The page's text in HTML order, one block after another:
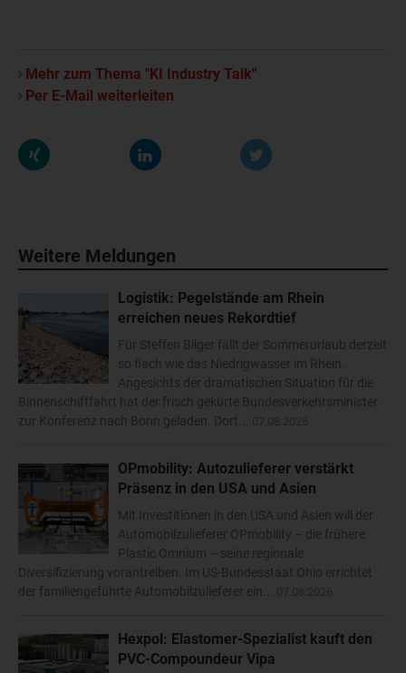
Mehr zum Thema "KI Industry Talk"
Per E-Mail weiterleiten
Weitere Meldungen
Logistik: Pegelstände am Rhein
erreichen neues Rekordtief
Für Steffen Bilger fällt der Sommerurlaub derzeit
so flach wie das Niedrigwasser im Rhein.
Angesichts der dramatischen Situation für die
Binnenschifffahrt hat der frisch gekürte Bundesverkehrsminister
zur Konferenz nach Bonn geladen. Dort...
OPmobility: Autozulieferer verstärkt
Präsenz in den USA und Asien
Mit Investitionen in den USA und Asien will der
Automobilzulieferer OPmobility – die frühere
Plastic Omnium – seine regionale
Diversifizierung vorantreiben. Im US-Bundesstaat Ohio errichtet
der familiengeführte Automobilzulieferer ein...
Hexpol: Elastomer-Spezialist kauft den
PVC-Compoundeur Vipa